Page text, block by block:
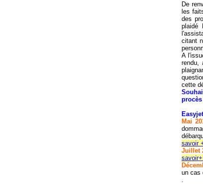
De
les
des
plaidé
citant
A
rendu,
cette
Mai
savoir
Juillet
un cas
.